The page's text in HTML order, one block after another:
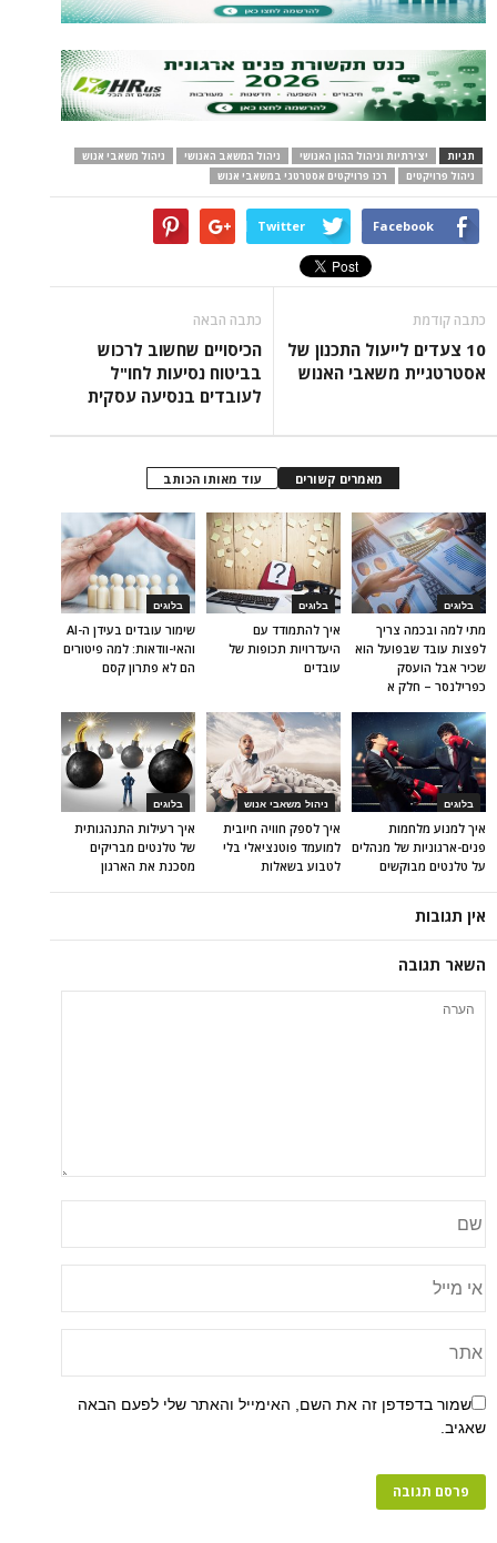
תגיות יצירתיות וניהול ההון האנושי ניהול המשאב האנושי
ניהול משאבי אנוש
ניהול פרויקטים
רכז פרויקטים אסטרטגי במשאבי אנוש
Facebook
Twitter
כתבה קודמת
10 צעדים לייעול התכנון של
אסטרטגיית משאבי האנוש
כתבה הבאה
הכיסויים שחשוב לרכוש
בביטוח נסיעות לחו"ל
לעובדים בנסיעה עסקית
מאמרים קשורים עוד מאותו הכותב
בלוגים
שימור עובדים בעידן ה-AI
והאי-וודאות: למה פיטורים
הם לא פתרון קסם
בלוגים
איך להתמודד עם
היעדרויות תכופות של
עובדים
בלוגים
מתי למה ובכמה צריך
לפצות עובד שבפועל הוא
שכיר אבל הועסק
כפרילנסר – חלק א
בלוגים
איך רעילות התנהגותית
של טלנטים מבריקים
מסכנת את הארגון
ניהול משאבי אנוש
איך לספק חוויה חיובית
למועמד פוטנציאלי בלי
לטבוע בשאלות
בלוגים
איך למנוע מלחמות
פנים-ארגוניות של מנהלים
על טלנטים מבוקשים
אין תגובות
השאר תגובה
שמור בדפדפן זה את השם, האימייל והאתר שלי לפעם הבאה
שאגיב.